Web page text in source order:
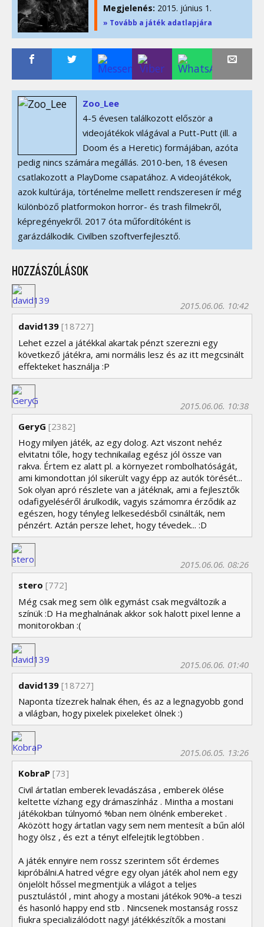
Megjelenés: 2015. június 1.
» Tovább a játék adatlapjára
Zoo_Lee
4-5 évesen találkozott először a
videojátékok világával a Putt-Putt (ill. a
Doom és a Heretic) formájában, azóta
pedig nincs számára megállás. 2010-ben, 18 évesen
csatlakozott a PlayDome csapatához. A videojátékok,
azok kultúrája, történelme mellett rendszeresen ír még
különböző platformokon horror- és trash filmekről,
képregényekről. 2017 óta műfordítóként is
garázdálkodik. Civilben szoftverfejlesztő.
HOZZÁSZÓLÁSOK
david139
2015.06.06. 10:42
[18727]
Lehet ezzel a játékkal akartak pénzt szerezni egy
következő játékra, ami normális lesz és az itt megcsinált
effekteket használja :P
GeryG
2015.06.06. 10:38
[2382]
Hogy milyen játék, az egy dolog. Azt viszont nehéz
elvitatni tőle, hogy technikailag egész jól össze van
rakva. Értem ez alatt pl. a környezet rombolhatóságát,
ami kimondottan jól sikerült vagy épp az autók törését...
Sok olyan apró részlete van a játéknak, ami a fejlesztők
odafigyeléséről árulkodik, vagyis számomra érződik az
egészen, hogy tényleg lelkesedésből csinálták, nem
pénzért. Aztán persze lehet, hogy tévedek... :D
stero
2015.06.06. 08:26
[772]
Még csak meg sem ölik egymást csak megváltozik a
színük :D Ha meghalnának akkor sok halott pixel lenne a
monitorokban :(
david139
2015.06.06. 01:40
[18727]
Naponta tízezrek halnak éhen, és az a legnagyobb gond
a világban, hogy pixelek pixeleket ölnek :)
KobraP
2015.06.05. 13:26
[73]
Civil ártatlan emberek levadászása , emberek ölése
keltette vízhang egy drámaszínház . Mintha a mostani
játékokban túlnyomó %ban nem ölnénk embereket .
Aközött hogy ártatlan vagy sem nem mentesít a bűn alól
hogy ölsz , és ezt a tényt elfelejtik legtöbben .
A játék ennyire nem rossz szerintem sőt érdemes
kipróbálni.A hatred végre egy olyan játék ahol nem egy
önjelölt hőssel megmentjük a világot a teljes
pusztulástól , mint ahogy a mostani játékok 90%-a teszi
és hasonló happy end stb . Nincsenek mostanság rossz
fiukra specializálódott nagy! játékkészítők a mostani